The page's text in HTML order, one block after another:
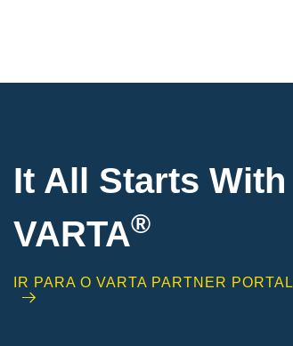
It All Starts With
VARTA®
IR PARA O VARTA PARTNER PORTAL